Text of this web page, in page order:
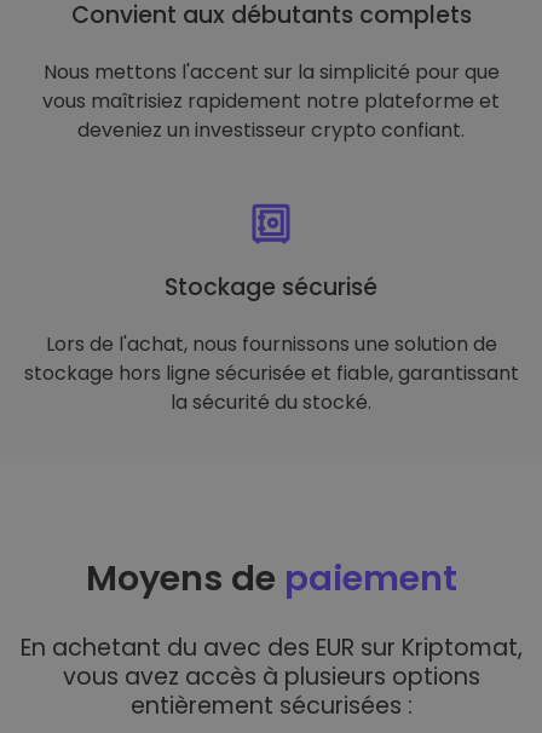
Convient aux débutants complets
Nous mettons l'accent sur la simplicité pour que
vous maîtrisiez rapidement notre plateforme et
deveniez un investisseur crypto confiant.
Stockage sécurisé
Lors de l'achat, nous fournissons une solution de
stockage hors ligne sécurisée et fiable, garantissant
la sécurité du stocké.
Moyens de paiement
En achetant du avec des EUR sur Kriptomat,
vous avez accès à plusieurs options
entièrement sécurisées :